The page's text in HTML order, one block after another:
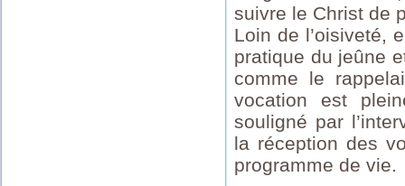
suivre le Christ de
Loin de l’oisiveté,
pratique du jeûne
comme le
vocation est
souligné par
la réception des
programme de vie.